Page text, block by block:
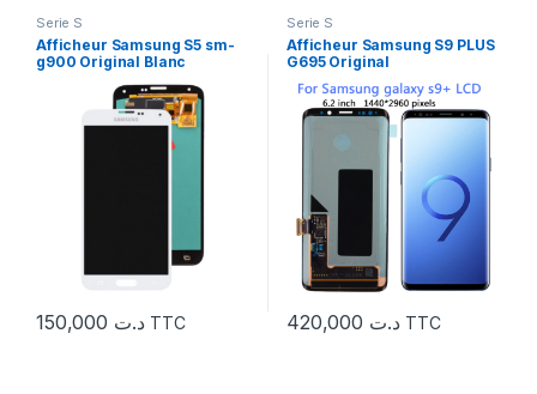
Serie S
Afficheur Samsung S5 sm-
g900 Original Blanc
د.ت TTC
Serie S
Afficheur Samsung S9 PLUS
G695 Original
د.ت TTC